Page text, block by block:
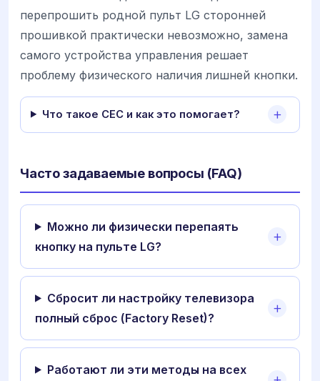
перепрошить родной пульт LG сторонней
прошивкой практически невозможно, замена
самого устройства управления решает
проблему физического наличия лишней кнопки.
Что такое CEC и как это помогает?
Часто задаваемые вопросы (FAQ)
Можно ли физически перепаять
кнопку на пульте LG?
Сбросит ли настройку телевизора
полный сброс (Factory Reset)?
Работают ли эти методы на всех